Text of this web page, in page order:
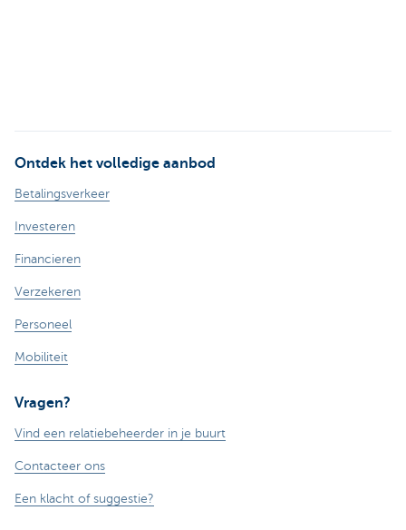
Ontdek het volledige aanbod
Betalingsverkeer
Investeren
Financieren
Verzekeren
Personeel
Mobiliteit
Vragen?
Vind een relatiebeheerder in je buurt
Contacteer ons
Een klacht of suggestie?